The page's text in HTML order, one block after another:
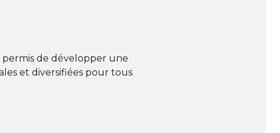
permis de développer une
et diversifiées pour tous